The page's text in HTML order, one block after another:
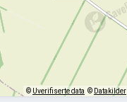
© Uverifiserte data © Datakilder